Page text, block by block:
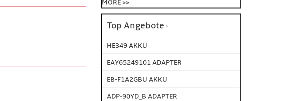
MORE >>
Top Angebote
HE349 AKKU
EAY65249101 ADAPTER
EB-F1A2GBU AKKU
ADP-90YD_B ADAPTER